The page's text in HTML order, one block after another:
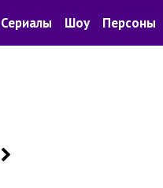
Сериалы Шоу Персоны